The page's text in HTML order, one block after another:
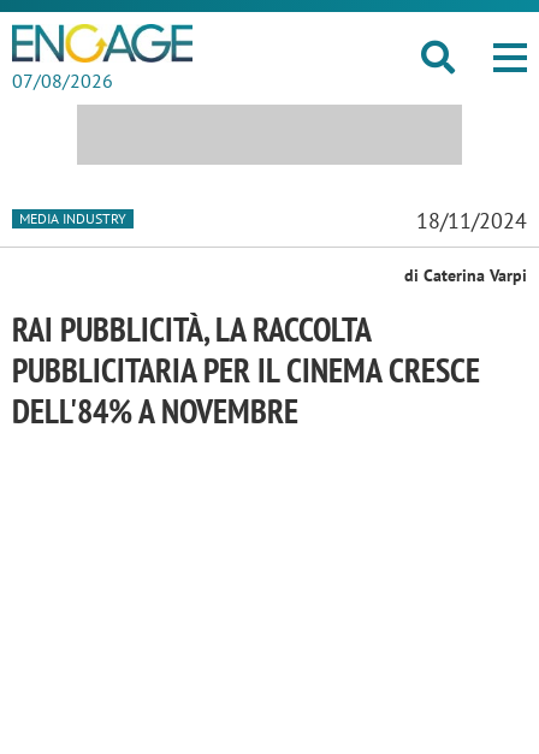
07/08/2026
MEDIA INDUSTRY 18/11/2024
di Caterina Varpi
RAI PUBBLICITÀ, LA RACCOLTA
PUBBLICITARIA PER IL CINEMA CRESCE
DELL'84% A NOVEMBRE